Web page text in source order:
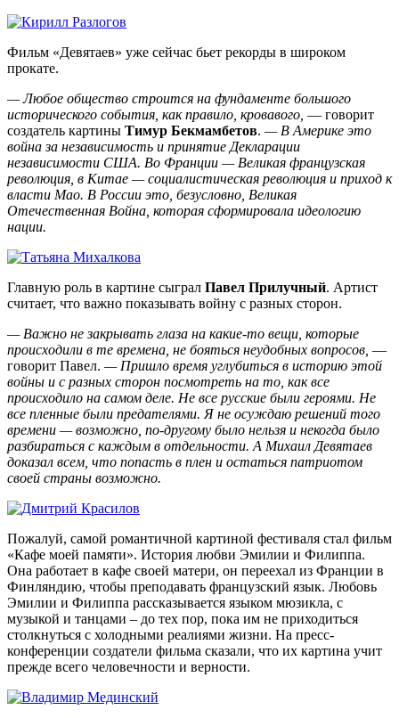
Фильм «Девятаев» уже сейчас бьет рекорды в широком
прокате.
— Любое общество строится на фундаменте большого
исторического события, как правило, кровавого, — говорит
создатель картины Тимур Бекмамбетов. — В Америке это
война за независимость и принятие Декларации
независимости США. Во Франции — Великая французская
революция, в Китае — социалистическая революция и приход к
власти Мао. В России это, безусловно, Великая
Отечественная Война, которая сформировала идеологию
нации.
Главную роль в картине сыграл Павел Прилучный. Артист
считает, что важно показывать войну с разных сторон.
— Важно не закрывать глаза на какие-то вещи, которые
происходили в те времена, не бояться неудобных вопросов, —
говорит Павел. — Пришло время углубиться в историю этой
войны и с разных сторон посмотреть на то, как все
происходило на самом деле. Не все русские были героями. Не
все пленные были предателями. Я не осуждаю решений того
времени — возможно, по-другому было нельзя и некогда было
разбираться с каждым в отдельности. А Михаил Девятаев
доказал всем, что попасть в плен и остаться патриотом
своей страны возможно.
Пожалуй, самой романтичной картиной фестиваля стал фильм
«Кафе моей памяти». История любви Эмилии и Филиппа.
Она работает в кафе своей матери, он переехал из Франции в
Финляндию, чтобы преподавать французский язык. Любовь
Эмилии и Филиппа рассказывается языком мюзикла, с
музыкой и танцами – до тех пор, пока им не приходиться
столкнуться с холодными реалиями жизни. На пресс-
конференции создатели фильма сказали, что их картина учит
прежде всего человечности и верности.